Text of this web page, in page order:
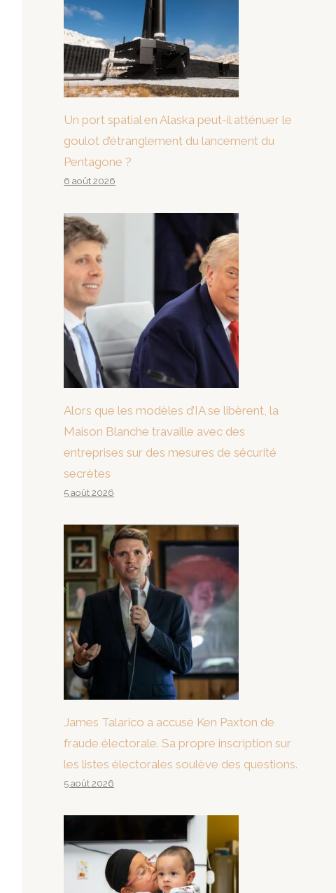
Un port spatial en Alaska peut-il atténuer le
goulot d’étranglement du lancement du
Pentagone ?
6 août 2026
Alors que les modèles d’IA se libèrent, la
Maison Blanche travaille avec des
entreprises sur des mesures de sécurité
secrètes
5 août 2026
James Talarico a accusé Ken Paxton de
fraude électorale. Sa propre inscription sur
les listes électorales soulève des questions.
5 août 2026